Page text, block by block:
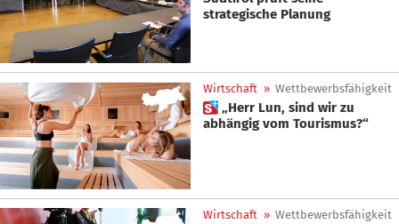
strategische Planung
Wirtschaft » Wettbewerbsfähigkeit
 „Herr Lun, sind wir zu
abhängig vom Tourismus?“
Wirtschaft » Wettbewerbsfähigkeit